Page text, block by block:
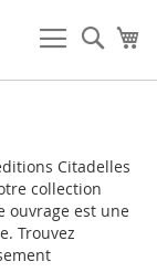
Citadelles
collection
ouvrage est une
Trouvez